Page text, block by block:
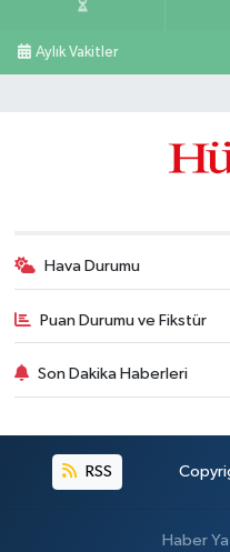
Aylık Vakitler
Hava Durumu
Puan Durumu ve Fikstür
Son Dakika Haberleri
RSS
Haber